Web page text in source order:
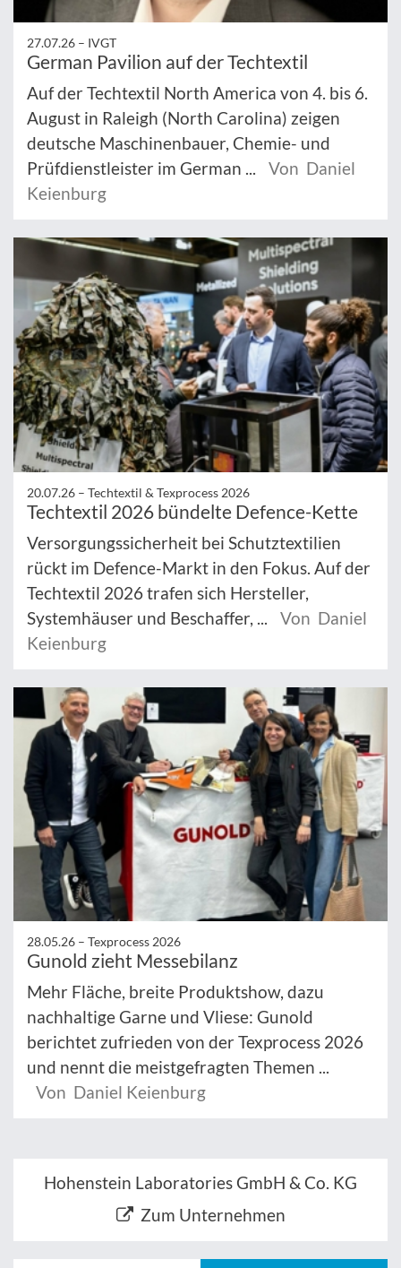
27.07.26 – IVGT
German Pavilion auf der Techtextil
Auf der Techtextil North America von 4. bis 6.
August in Raleigh (North Carolina) zeigen
deutsche Maschinenbauer, Chemie- und
Prüfdienstleister im German ...
Von Daniel
Keienburg
20.07.26 – Techtextil & Texprocess 2026
Techtextil 2026 bündelte Defence-Kette
Versorgungssicherheit bei Schutztextilien
rückt im Defence-Markt in den Fokus. Auf der
Techtextil 2026 trafen sich Hersteller,
Systemhäuser und Beschaffer, ...
Von Daniel
Keienburg
28.05.26 – Texprocess 2026
Gunold zieht Messebilanz
Mehr Fläche, breite Produktshow, dazu
nachhaltige Garne und Vliese: Gunold
berichtet zufrieden von der Texprocess 2026
und nennt die meistgefragten Themen ...
Von Daniel Keienburg
Hohenstein Laboratories GmbH & Co. KG
Zum Unternehmen